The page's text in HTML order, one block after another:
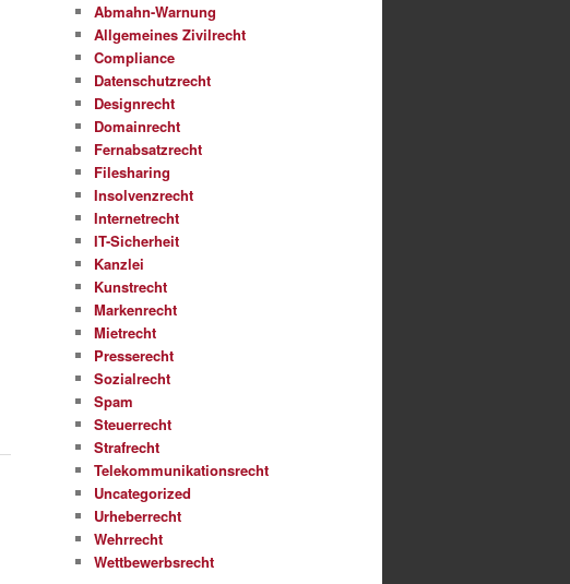
Abmahn-Warnung
Allgemeines Zivilrecht
Compliance
Datenschutzrecht
Designrecht
Domainrecht
Fernabsatzrecht
Filesharing
Insolvenzrecht
Internetrecht
IT-Sicherheit
Kanzlei
Kunstrecht
Markenrecht
Mietrecht
Presserecht
Sozialrecht
Spam
Steuerrecht
Strafrecht
Telekommunikationsrecht
Uncategorized
Urheberrecht
Wehrrecht
Wettbewerbsrecht